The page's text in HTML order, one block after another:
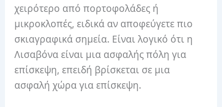
χειρότερο από πορτοφολάδες ή
μικροκλοπές, ειδικά αν αποφεύγετε πιο
σκιαγραφικά σημεία. Είναι λογικό ότι η
Λισαβόνα είναι μια ασφαλής πόλη για
επίσκεψη, επειδή βρίσκεται σε μια
ασφαλή χώρα για επίσκεψη.